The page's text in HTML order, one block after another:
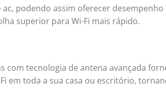
podendo assim oferecer
superior para Wi-Fi mais rápido.
com tecnologia de antena avançada
em toda a sua casa ou escritório,